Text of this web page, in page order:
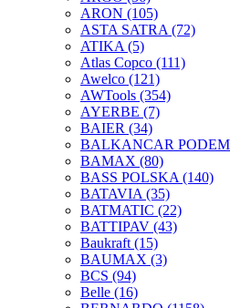
ARON (105)
ASTA SATRA (72)
ATIKA (5)
Atlas Copco (111)
Awelco (121)
AWTools (354)
AYERBE (7)
BAIER (34)
BALKANCAR PODEM
BAMAX (80)
BASS POLSKA (140)
BATAVIA (35)
BATMATIC (22)
BATTIPAV (43)
Baukraft (15)
BAUMAX (3)
BCS (94)
Belle (16)